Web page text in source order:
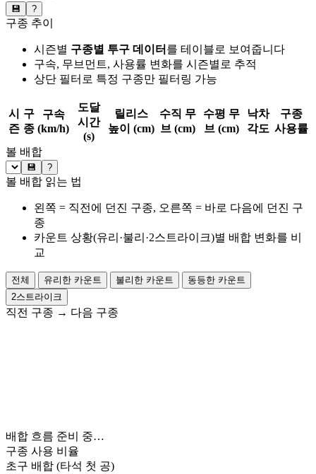
💾 ?
구종 추이
시즌별 구종별 투구 데이터 를 테이블로 보여줍니다
구속, 무브먼트, 사용률 변화를 시즌별로 추적
상단 필터로 특정 구종만 필터링 가능
시
즌
구
종
구속
(km/h)
도달
시간
(s)
릴리스
높이 (cm)
수직 무
브 (cm)
수평 무
브 (cm)
낙차
각도
구종
사용률
볼 배합
💾 ?
볼 배합 읽는 법
왼쪽 = 직전에 던진 구종, 오른쪽 = 바로 다음에 던진 구
종
카운트 상황(유리·불리·2스트라이크)별 배합 변화를 비
교
전체 유리한 카운트 불리한 카운트
동등한 카운트
2스트라이크
직전 구종 → 다음 구종
배합 흐름 준비 중…
구종 사용 비율
초구 배합 (타석 첫 공)